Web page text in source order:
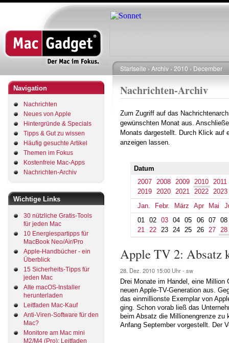
Direkt
zum
Navigation
Nachrichten
Neues von Apple
Hintergründe & Specials
Tipps & Gut zu wissen
Häufig gesuchte Artikel
Themen im Fokus
Kostenfreie Mac-Apps
Nachrichten-Archiv
Wichtige Links
30 nützliche Gratis-Tools
für jeden Mac
10 Energiespartipps für
MacBook Neo/Air/Pro
Apple-Handbücher - ein
Überblick
15 Sicherheits-Tipps für
jeden Mac
Alte macOS-Installer
herunterladen
Leitfaden Mac-Kauf
Anti-Viren-Software für den
Mac?
Monitore am Mac mini
M2/M4 (Pro): Leitfaden
Pfadnavigation
Startseite Archiv 2010 December
Nachrichten-Archiv
Zum Zugriff auf das
gewünschten Monat aus.
Monats dargestellt. Durch Klick auf
anzeigen lassen.
Datum
2007
2008 2009 2010
2011
2019
2020 2021 2022
2023
Jan.
Febr. März Apr Mai
01
02 03 04 05 06 07
08
21
22 23 24 25 26 27 28
Apple TV 2: Absatz
28. Dez. 2010 15:00 Uhr - sw
Drei Monate im Handel, eine
neuen Apple-TV-Generation aus.
das einmillionste Exemplar von
ging. Schon vorab ließ das
beim Absatz die Millionengrenze
Anfang September vorgestellt. Der